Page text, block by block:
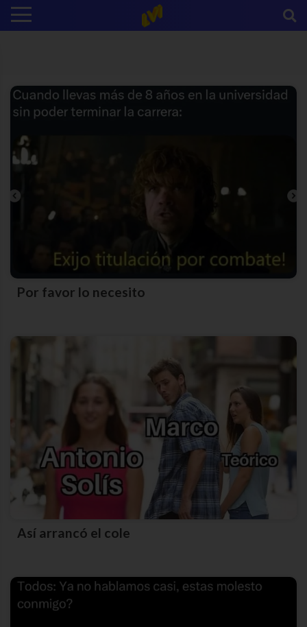
Por favor lo necesito
Así arrancó el cole